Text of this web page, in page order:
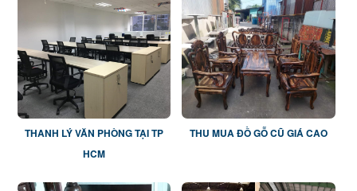
THANH LÝ VĂN PHÒNG TẠI TP
HCM
THU MUA ĐỒ GỖ CŨ GIÁ CAO